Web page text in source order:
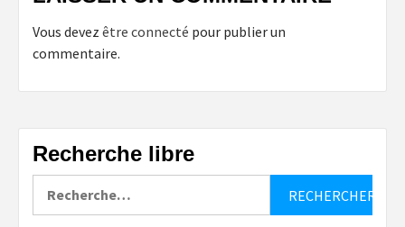
Vous devez être connecté pour publier un
commentaire.
Recherche libre